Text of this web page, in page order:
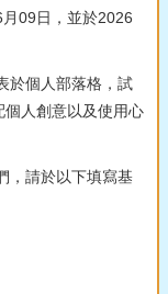
09日，並於2026
於個人部落格，試
個人創意以及使用心
，請於以下填寫基